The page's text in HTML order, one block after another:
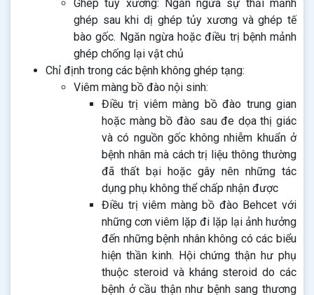
Ghép tủy xương: Ngăn ngừa sự thải mảnh
ghép sau khi dị ghép tủy xương và ghép tế
bào gốc. Ngăn ngừa hoặc điều trị bệnh mảnh
ghép chống lại vật chủ
Chỉ định trong các bệnh không ghép tạng:
Viêm màng bồ đào nội sinh:
Điều trị viêm màng bồ đào trung gian
hoặc màng bồ đào sau đe dọa thị giác
và có nguồn gốc không nhiễm khuẩn ở
bệnh nhân mà cách trị liệu thông thường
đã thất bại hoặc gây nên những tác
dụng phụ không thể chấp nhận được
Điều trị viêm màng bồ đào Behcet với
những cơn viêm lặp đi lặp lại ảnh hưởng
đến những bệnh nhân không có các biểu
hiện thần kinh. Hội chứng thận hư phụ
thuộc steroid và kháng steroid do các
bệnh ở cầu thận như bệnh sang thương